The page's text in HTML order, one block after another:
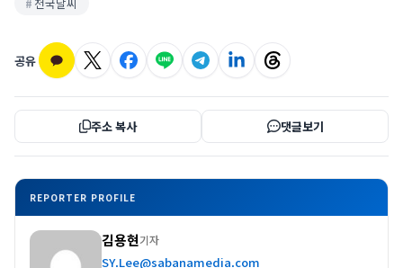
공유
주소 복사 댓글보기
REPORTER PROFILE
김용현기자
SY.Lee@sabanamedia.com